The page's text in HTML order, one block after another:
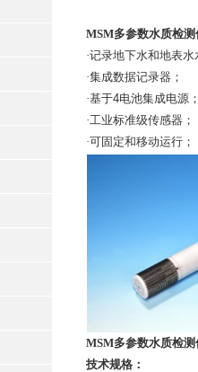
MSM多参数水质检测
·记录地下水和地表
·集成数据记录器；
·基于4电池集成电源
·工业标准级传感器；
·可固定和移动运行；
MSM多参数水质检测
技术规格：